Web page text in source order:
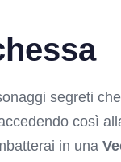
segreti
così
in una